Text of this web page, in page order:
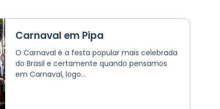
Carnaval em Pipa
O Carnaval é a festa popular mais celebrada
do Brasil e certamente quando pensamos
em Carnaval, logo...